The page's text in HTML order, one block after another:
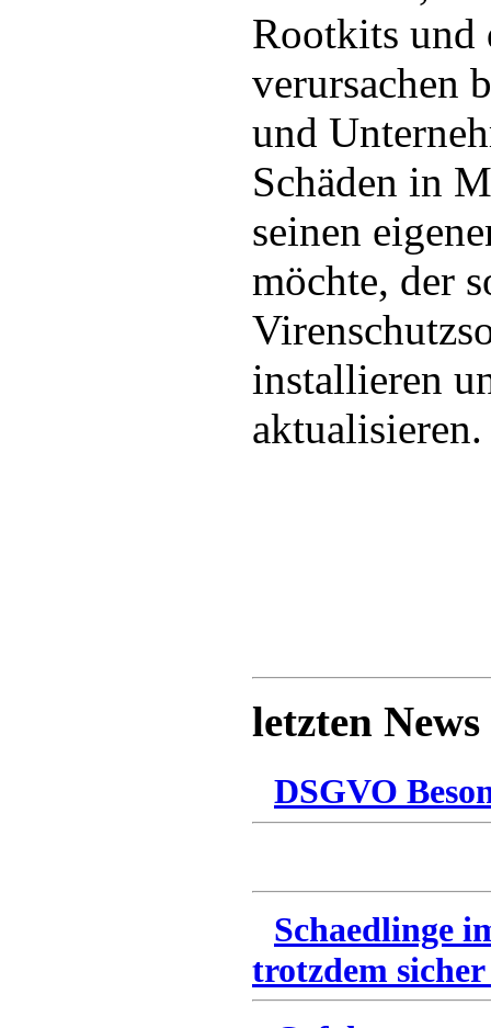
Rootkits und
verursachen
und
Schäden in
seinen
möchte, der
installieren
aktualisieren.
letzten News
DSGVO
Schaedlinge
trotzdem